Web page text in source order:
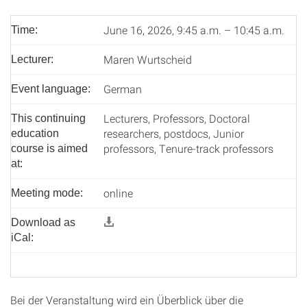
Time: June 16, 2026, 9:45 a.m. – 10:45 a.m.
Lecturer: Maren Wurtscheid
Event language: German
This continuing
education
course is aimed
at:
Lecturers, Professors, Doctoral
researchers, postdocs, Junior
professors, Tenure-track professors
Meeting mode: online
Download as
iCal:
Bei der Veranstaltung wird ein Überblick über die